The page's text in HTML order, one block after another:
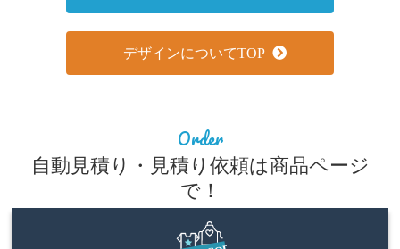
デザインについてTOP
Order
自動見積り・見積り依頼は商品ページ
で！